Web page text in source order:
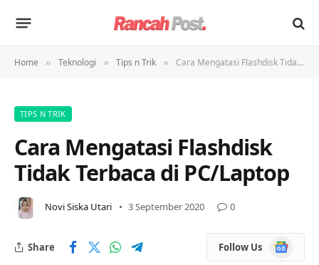
Home » Teknologi » Tips n Trik » Cara Mengatasi Flashdisk Tidak Terbaca di PC/Laptop
TIPS N TRIK
Cara Mengatasi Flashdisk
Tidak Terbaca di PC/Laptop
Novi Siska Utari 3 September 2020 0
Share Follow Us
Google
News